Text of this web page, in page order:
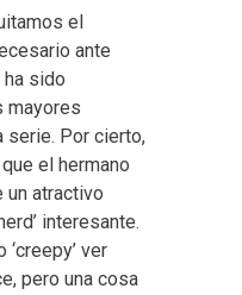
el
ante
ha sido
mayores
serie. Por cierto,
el hermano
un atractivo
interesante.
ver
pero una cosa